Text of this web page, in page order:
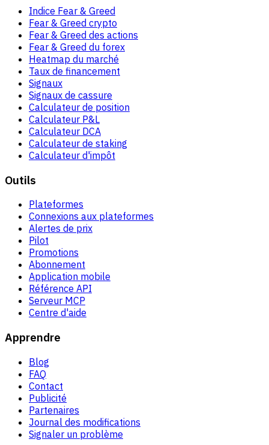
Indice Fear & Greed
Fear & Greed crypto
Fear & Greed des actions
Fear & Greed du forex
Heatmap du marché
Taux de financement
Signaux
Signaux de cassure
Calculateur de position
Calculateur P&L
Calculateur DCA
Calculateur de staking
Calculateur d'impôt
Outils
Plateformes
Connexions aux plateformes
Alertes de prix
Pilot
Promotions
Abonnement
Application mobile
Référence API
Serveur MCP
Centre d'aide
Apprendre
Blog
FAQ
Contact
Publicité
Partenaires
Journal des modifications
Signaler un problème